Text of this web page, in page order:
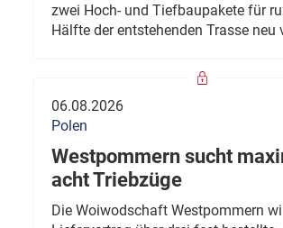
zwei Hoch- und Tiefbaupakete für
Hälfte der entstehenden Trasse neu
06.08.2026
Polen
Westpommern sucht
acht Triebzüge
Die Woiwodschaft Westpommern